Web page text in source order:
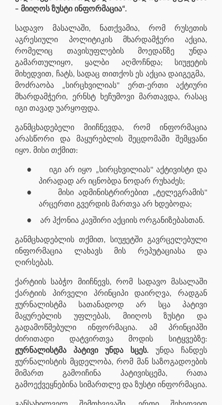
– მიიღოს ზუსტი ინფორმაცია“.
სადავო მასალაში, ნათქვამია, რომ რუსეთის
აგრესიული პოლიტიკის მხარდამჭერი აქცია,
რომელიც თავისუფლების მოედანზე უნდა
გამართულიყო, ყალბი აღმოჩნდა; სიუჟეტის
მიხედვით, ჩატს, სადაც თითქოს ეს აქცია დაიგეგმა,
მოძრაობა „სირცხვილიას" ერთ-ერთი აქტიური
მხარდამჭერი, ერნსტ ხეჩუმოვი მართავდა, რასაც
იგი თავად უარყოფდა.
განმცხადებელი მიიჩნევდა, რომ ინფორმაცია
არასწორი და მაყურებლის შეცდომაში შემყვანი
იყო. მისი თქმით:
●
იგი არ იყო „სირცხვილიას" აქტივისტი და
პირადად არ იცნობდა ნოდარ რუხაძეს;
●
მისი ადმინისტრირებით „ტელეგრამის"
არცერთი გვერდის მართვა არ ხდებოდა;
● არ ჰქონია კავშირი აქციის ორგანიზებასთან.
განმცხადებლის თქმით, სიუჟეტში გავრცელებული
ინფორმაცია ლახავს მის რეპუტაციასა და
ღირსებას.
ქარტიის საბჭო მიიჩნევს, რომ სადავო მასალაში
ქარტიის პირველი პრინციპი დაირღვა, რადგან
ჟურნალისტმა სათანადოდ არ სცა პატივი
მაყურებლის უფლებას, მიიღოს ზუსტი და
გადამოწმებული ინფორმაცია. ამ პრინციპში
ძირითადი დატვირთვა მოდის სიტყვებზე:
ჟურნალისტმა პატივი უნდა სცეს. უნდა ჩანდეს
ჟურნალისტის მცდელობა, რომ მან საზოგადოების
მიმართ გამოიჩინა პატივისცემა, რათა
გამოექვეყნებინა სიმართლე და ზუსტი ინფორმაცია.